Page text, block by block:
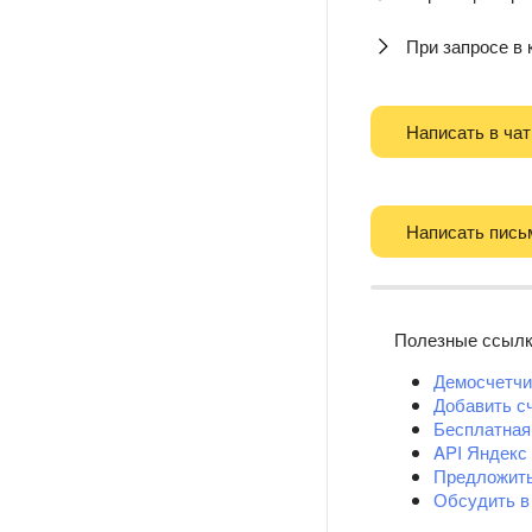
При запросе в
Написать в чат
Написать
Полезные
Добавить
API
Обсудить